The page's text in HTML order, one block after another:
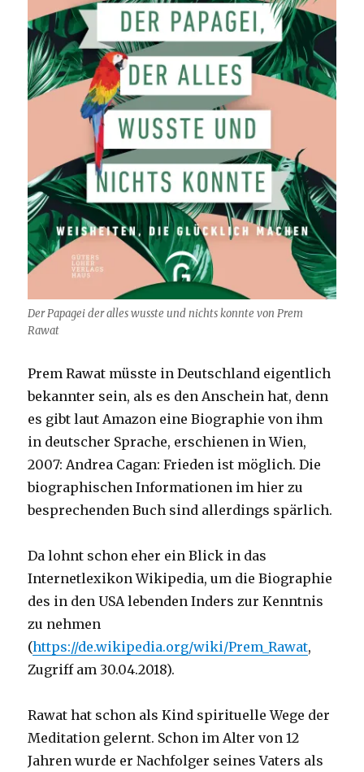
Der Papagei der alles wusste und nichts konnte von Prem
Rawat
Prem Rawat müsste in Deutschland eigentlich
bekannter sein, als es den Anschein hat, denn
es gibt laut Amazon eine Biographie von ihm
in deutscher Sprache, erschienen in Wien,
2007: Andrea Cagan: Frieden ist möglich. Die
biographischen Informationen im hier zu
besprechenden Buch sind allerdings spärlich.
Da lohnt schon eher ein Blick in das
Internetlexikon Wikipedia, um die Biographie
des in den USA lebenden Inders zur Kenntnis
zu nehmen
(https://de.wikipedia.org/wiki/Prem_Rawat,
Zugriff am 30.04.2018).
Rawat hat schon als Kind spirituelle Wege der
Meditation gelernt. Schon im Alter von 12
Jahren wurde er Nachfolger seines Vaters als